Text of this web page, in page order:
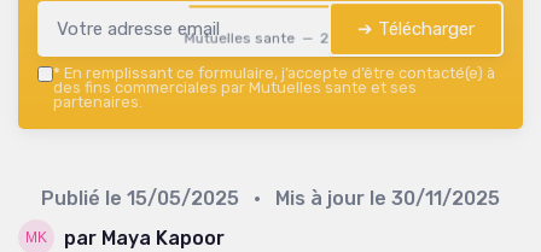
Mutuelles sante — 2026 ➔ Télécharger
* En remplissant ce formulaire, j’accepte d’être contacté(e) à
des fins commerciales par Mutuelles sante et ses
partenaires.
Publié le 15/05/2025 • Mis à jour le 30/11/2025
par Maya Kapoor